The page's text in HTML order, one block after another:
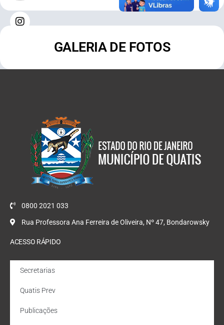
GALERIA DE FOTOS
0800 2021 033
Rua Professora Ana Ferreira de Oliveira, Nº 47, Bondarowsky
ACESSO RÁPIDO
Secretarias
Quatis Prev
Publicações